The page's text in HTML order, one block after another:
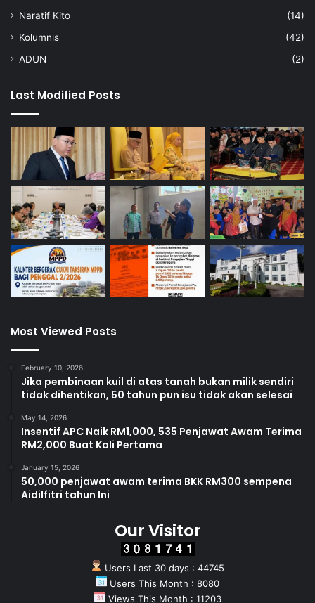
Naratif Kito
(14)
Kolumnis
(42)
ADUN
(2)
Last Modified Posts
Most Viewed Posts
February 10, 2026
Jika pembinaan kuil di atas tanah bukan milik sendiri
tidak dihentikan, 50 tahun pun isu tidak akan selesai
May 14, 2026
Insentif APC Naik RM1,000, 535 Penjawat Awam Terima
RM2,000 Buat Kali Pertama
January 15, 2026
50,000 penjawat awam terima BKK RM300 sempena
Aidilfitri tahun Ini
Our Visitor
Users Last 30 days : 44745
Users This Month : 8080
Views This Month : 11203